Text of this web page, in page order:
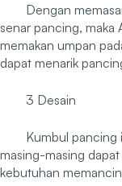
Dengan
senar pancing, maka
memakan umpan
dapat menarik
3 Desain
Kumbul pancing
masing-masing
kebutuhan